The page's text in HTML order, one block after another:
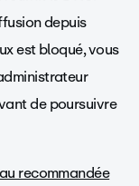
depuis
est bloqué, vous
de poursuivre
recommandée